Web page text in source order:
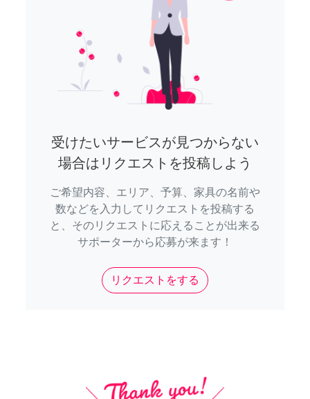
受けたいサービスが見つからない
場合はリクエストを投稿しよう
ご希望内容、エリア、予算、家具の名前や
数などを入力してリクエストを投稿する
と、そのリクエストに応えることが出来る
サポーターから応募が来ます！
リクエストをする